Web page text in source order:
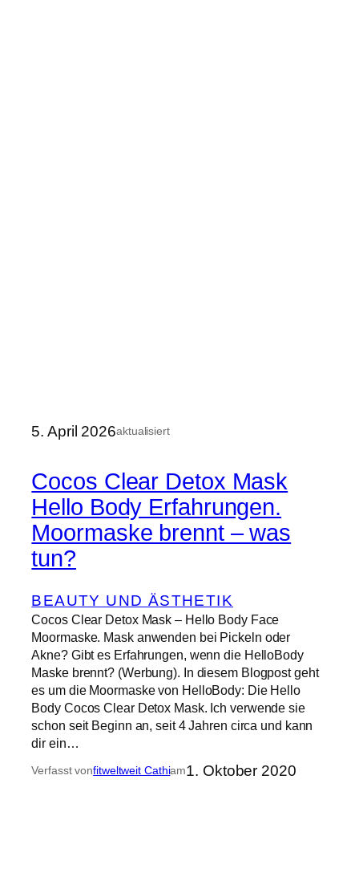
5. April 2026aktualisiert
Cocos Clear Detox Mask
Hello Body Erfahrungen.
Moormaske brennt – was
tun?
BEAUTY UND ÄSTHETIK
Cocos Clear Detox Mask – Hello Body Face
Moormaske. Mask anwenden bei Pickeln oder
Akne? Gibt es Erfahrungen, wenn die HelloBody
Maske brennt? (Werbung). In diesem Blogpost geht
es um die Moormaske von HelloBody: Die Hello
Body Cocos Clear Detox Mask. Ich verwende sie
schon seit Beginn an, seit 4 Jahren circa und kann
dir ein…
Verfasst vonfitweltweit Cathiam1. Oktober 2020